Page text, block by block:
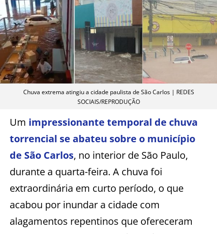
Chuva extrema atingiu a cidade paulista de São Carlos | REDES
SOCIAIS/REPRODUÇÃO
Um impressionante temporal de chuva
torrencial se abateu sobre o município
de São Carlos, no interior de São Paulo,
durante a quarta-feira. A chuva foi
extraordinária em curto período, o que
acabou por inundar a cidade com
alagamentos repentinos que ofereceram